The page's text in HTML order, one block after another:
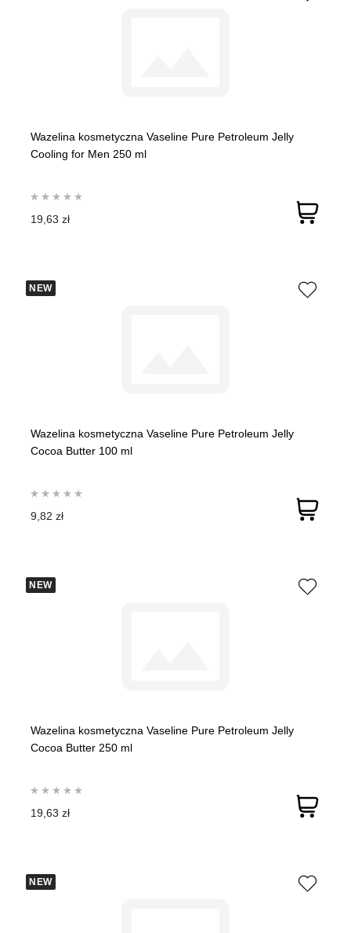
Wazelina kosmetyczna Vaseline Pure Petroleum Jelly
Cooling for Men 250 ml
19,63 zł
NEW
Wazelina kosmetyczna Vaseline Pure Petroleum Jelly
Cocoa Butter 100 ml
9,82 zł
NEW
Wazelina kosmetyczna Vaseline Pure Petroleum Jelly
Cocoa Butter 250 ml
19,63 zł
NEW